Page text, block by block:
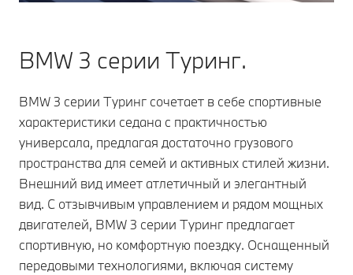
BMW 3 серии Туринг.
BMW 3 серии Туринг сочетает в себе спортивные
характеристики седана с практичностью
универсала, предлагая достаточно грузового
пространства для семей и активных стилей жизни.
Внешний вид имеет атлетичный и элегантный
вид. С отзывчивым управлением и рядом мощных
двигателей, BMW 3 серии Туринг предлагает
спортивную, но комфортную поездку. Оснащенный
передовыми технологиями, включая систему